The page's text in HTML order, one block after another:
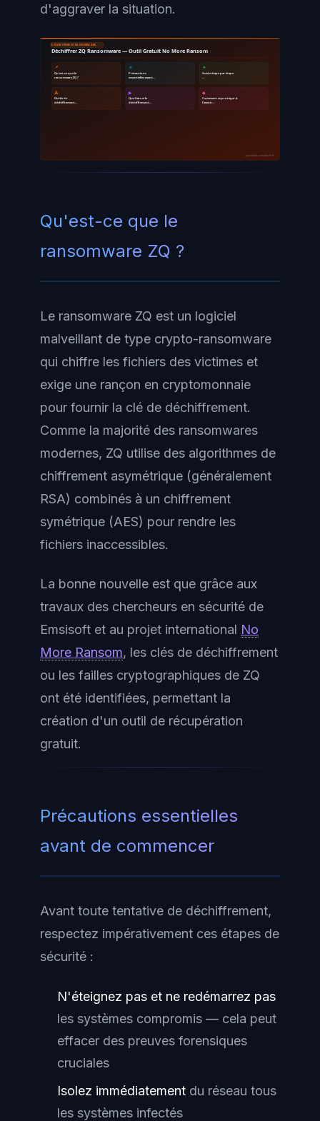
d'aggraver la situation.
DÉCHIFFREMENT RANSOMWARE
Déchiffrer ZQ Ransomware — Outil Gratuit No More Ransom
📌
Qu'est-ce que le
ransomware ZQ ?
🔹
Précautions
essentielles avant…
🔸
Guide étape par étape
🔺
Outils de
déchiffrement…
▶
Que faire si le
déchiffrement…
◆
Comment se protéger à
l'avenir…
ayinedjimi-consultants.fr
Qu'est-ce que le
ransomware ZQ ?
Le ransomware ZQ est un logiciel
malveillant de type crypto-ransomware
qui chiffre les fichiers des victimes et
exige une rançon en cryptomonnaie
pour fournir la clé de déchiffrement.
Comme la majorité des ransomwares
modernes, ZQ utilise des algorithmes de
chiffrement asymétrique (généralement
RSA) combinés à un chiffrement
symétrique (AES) pour rendre les
fichiers inaccessibles.
La bonne nouvelle est que grâce aux
travaux des chercheurs en sécurité de
Emsisoft et au projet international No
More Ransom, les clés de déchiffrement
ou les failles cryptographiques de ZQ
ont été identifiées, permettant la
création d'un outil de récupération
gratuit.
Précautions essentielles
avant de commencer
Avant toute tentative de déchiffrement,
respectez impérativement ces étapes de
sécurité :
N'éteignez pas et ne redémarrez pas
les systèmes compromis — cela peut
effacer des preuves forensiques
cruciales
Isolez immédiatement du réseau tous
les systèmes infectés